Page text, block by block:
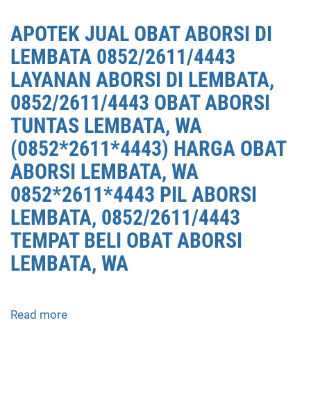
APOTEK JUAL OBAT ABORSI DI
LEMBATA 0852/2611/4443
LAYANAN ABORSI DI LEMBATA,
0852/2611/4443 OBAT ABORSI
TUNTAS LEMBATA, WA
(0852*2611*4443) HARGA OBAT
ABORSI LEMBATA, WA
0852*2611*4443 PIL ABORSI
LEMBATA, 0852/2611/4443
TEMPAT BELI OBAT ABORSI
LEMBATA, WA
Read more